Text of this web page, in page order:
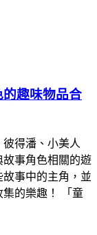
的趣味物品合
得潘、小美人
事角色相關的遊
事中的主角，並
的樂趣！ 「童